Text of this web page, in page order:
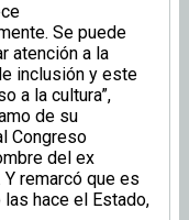
Se puede
atención a la
inclusión y este
a la cultura”,
de su
Congreso
del ex
remarcó que es
hace el Estado,